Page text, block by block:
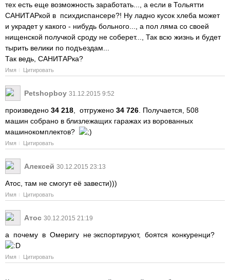
тех есть еще возможность заработать..., а если в Тольятти
САНИТАРкой в психдиспансере?! Ну ладно кусок хлеба может
и украдет у какого - нибудь больного..., а пол ляма со своей
нищенской получкой сроду не соберет..., Так всю жизнь и будет
тырить велики по подъездам...
Так ведь, САНИТАРка?
Имя Цитировать
Petshopboy 31.12.2015 9:52
произведено 34 218 , отгружено 34 726 . Получается, 508
машин собрано в близлежащих гаражах из ворованных
машинокомплектов?
Имя Цитировать
Алексей 30.12.2015 23:13
Атос, там не смогут её завести)))
Имя Цитировать
Атос 30.12.2015 21:19
а почему в Омеригу не экспортируют, боятся конкуренци?
Имя Цитировать